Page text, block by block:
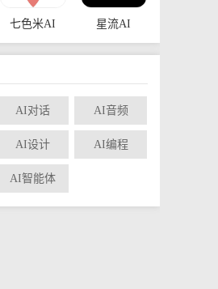
七色米AI 星流AI
AIWind
AI对话 AI音频
AI设计 AI编程
AI智能体